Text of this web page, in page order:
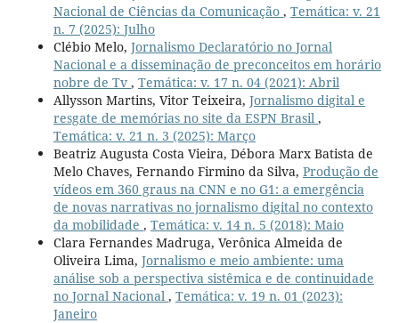
Nacional de Ciências da Comunicação , Temática: v. 21
n. 7 (2025): Julho
Clébio Melo, Jornalismo Declaratório no Jornal
Nacional e a disseminação de preconceitos em horário
nobre de Tv , Temática: v. 17 n. 04 (2021): Abril
Allysson Martins, Vitor Teixeira, Jornalismo digital e
resgate de memórias no site da ESPN Brasil ,
Temática: v. 21 n. 3 (2025): Março
Beatriz Augusta Costa Vieira, Débora Marx Batista de
Melo Chaves, Fernando Firmino da Silva, Produção de
vídeos em 360 graus na CNN e no G1: a emergência
de novas narrativas no jornalismo digital no contexto
da mobilidade , Temática: v. 14 n. 5 (2018): Maio
Clara Fernandes Madruga, Verônica Almeida de
Oliveira Lima, Jornalismo e meio ambiente: uma
análise sob a perspectiva sistêmica e de continuidade
no Jornal Nacional , Temática: v. 19 n. 01 (2023):
Janeiro